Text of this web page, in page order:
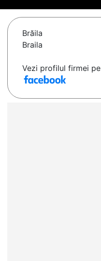
Brăila
Braila
Vezi profilul firmei pe